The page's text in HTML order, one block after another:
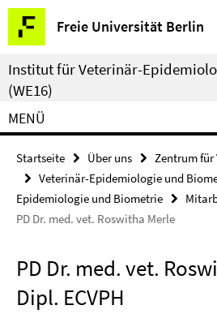
Springe
direkt
zu
Inhalt
Freie Universität Berlin
Service-
Navigation
Institut für Veterinär-
(WE16)
MENÜ
Startseite Über uns
Zentrum für
Veterinär-Epidemiologie und
Epidemiologie und Biometrie
PD Dr. med. vet. Roswitha Merle
PD Dr. med. vet.
Dipl. ECVPH